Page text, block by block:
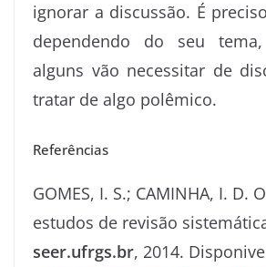
ignorar a discussão. É
dependendo do seu
alguns vão necessitar de
tratar de algo polêmico.
Referências
GOMES, I. S.; CAMINHA, I. D.
estudos de revisão
seer.ufrgs.br, 2014.